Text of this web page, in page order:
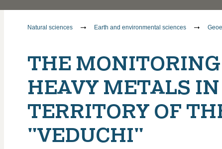
Natural sciences Earth and environmental sciences
THE
HEAVY METALS
TERRITORY OF
"VEDUCHI"